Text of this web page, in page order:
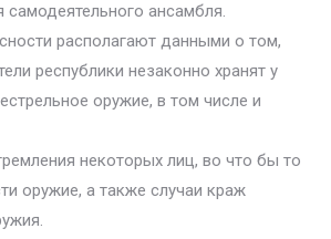
самодеятельного ансамбля.
располагают данными о том,
республики незаконно хранят у
оружие, в том числе и
некоторых лиц, во что бы то
оружие, а также случаи краж